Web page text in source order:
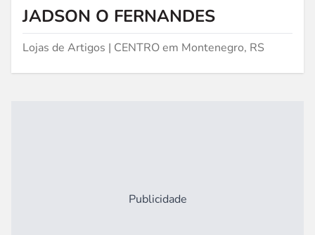
JADSON O FERNANDES
Lojas de Artigos | CENTRO em Montenegro, RS
Publicidade